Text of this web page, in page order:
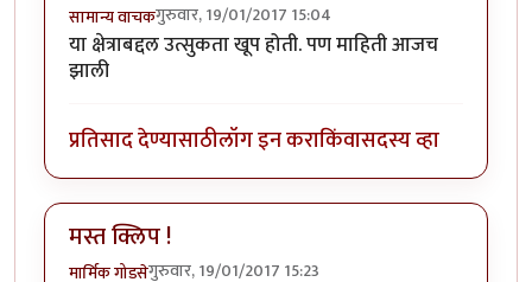
सामान्य वाचकगुरुवार, 19/01/2017 15:04
या क्षेत्राबद्दल उत्सुकता खूप होती. पण माहिती आजच
झाली
प्रतिसाद देण्यासाठीलॉग इन कराकिंवासदस्य व्हा
मस्त क्लिप !
मार्मिक गोडसेगुरुवार, 19/01/2017 15:23